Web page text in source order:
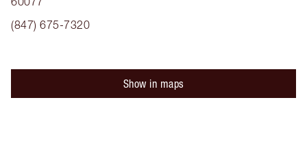
(847) 675-7320
Show in maps